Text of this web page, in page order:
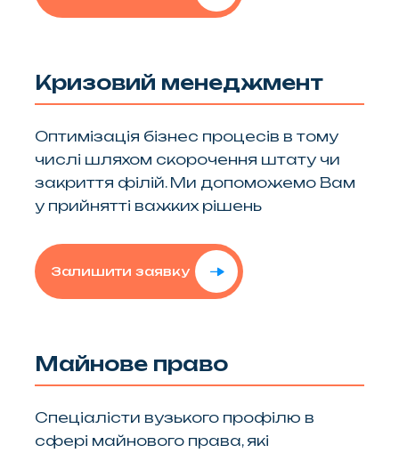
Кризовий менеджмент
Оптимізація бізнес процесів в тому
числі шляхом скорочення штату чи
закриття філій. Ми допоможемо Вам
у прийнятті важких рішень
Залишити заявку
Майнове право
Спеціалісти вузького профілю в
сфері майнового права, які